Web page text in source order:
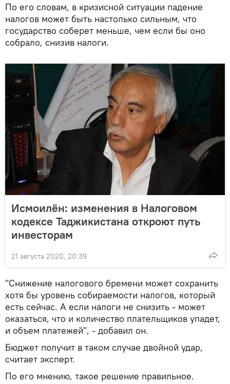
По его словам, в кризисной ситуации падение
налогов может быть настолько сильным, что
государство соберет меньше, чем если бы оно
собрало, снизив налоги.
Исмоилён: изменения в Налоговом
кодексе Таджикистана откроют путь
инвесторам
21 августа 2020, 20:39
"Снижение налогового бремени может сохранить
хотя бы уровень собираемости налогов, который
есть сейчас. А если налоги не снизить - может
оказаться, что и количество плательщиков упадет,
и объем платежей", - добавил он.
Бюджет получит в таком случае двойной удар,
считает эксперт.
По его мнению, такое решение правильное.